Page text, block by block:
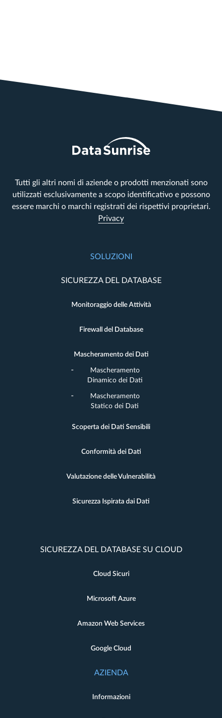
Tutti gli altri nomi di aziende o prodotti menzionati sono
utilizzati esclusivamente a scopo identificativo e possono
essere marchi o marchi registrati dei rispettivi proprietari.
Privacy
SOLUZIONI
SICUREZZA DEL DATABASE
Monitoraggio delle Attività
Firewall del Database
Mascheramento dei Dati
Mascheramento
Dinamico dei Dati
Mascheramento
Statico dei Dati
Scoperta dei Dati Sensibili
Conformità dei Dati
Valutazione delle Vulnerabilità
Sicurezza Ispirata dai Dati
SICUREZZA DEL DATABASE SU CLOUD
Cloud Sicuri
Microsoft Azure
Amazon Web Services
Google Cloud
AZIENDA
Informazioni